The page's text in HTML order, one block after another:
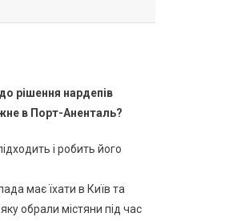
рішення нардепів
в Порт-Аненталь?
і робить його
має їхати в Київ та
обрали містяни під час